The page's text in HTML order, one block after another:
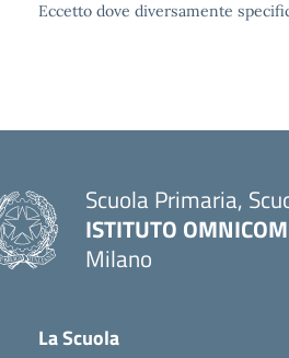
Eccetto dove diversamente
Scuola Primaria,
ISTITUTO
Milano
La Scuola